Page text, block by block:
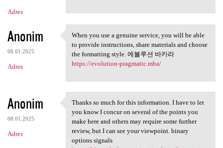
Adres
Anonim
08.01.2025
Adres
When you use a genuine
When you use a genuine service, you will be able
to provide instructions, share materials and choose
the formatting style. 에볼루션 바카라
https://evolution-pragmatic.mba/
Anonim
08.01.2025
Adres
Thanks so much for this
Thanks so much for this information. I have to let
you know I concur on several of the points you
make here and others may require some further
review, but I can see your viewpoint. binary
options signals